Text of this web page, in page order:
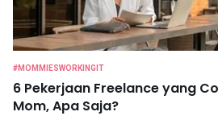
#MOMMIESWORKINGIT
6 Pekerjaan Freelance yang
Mom, Apa Saja?